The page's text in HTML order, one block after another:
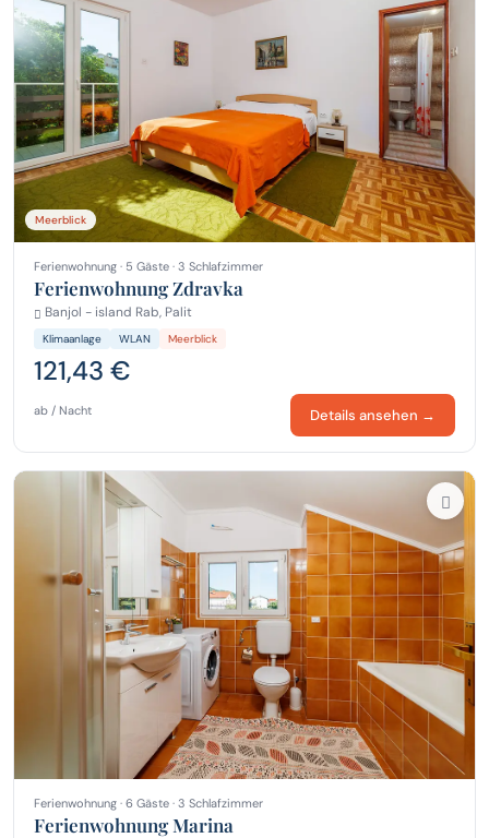
Meerblick
Ferienwohnung · 5 Gäste · 3 Schlafzimmer
Ferienwohnung Zdravka
Banjol - island Rab, Palit
Klimaanlage WLAN Meerblick
121,43 €
ab / Nacht Details ansehen →
Ferienwohnung · 6 Gäste · 3 Schlafzimmer
Ferienwohnung Marina